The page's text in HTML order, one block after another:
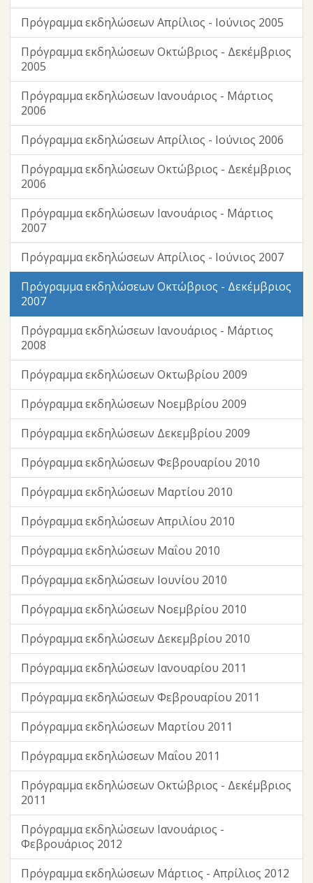
Πρόγραμμα εκδηλώσεων Απρίλιος - Ιούνιος 2005
Πρόγραμμα εκδηλώσεων Οκτώβριος - Δεκέμβριος
2005
Πρόγραμμα εκδηλώσεων Ιανουάριος - Μάρτιος
2006
Πρόγραμμα εκδηλώσεων Απρίλιος - Ιούνιος 2006
Πρόγραμμα εκδηλώσεων Οκτώβριος - Δεκέμβριος
2006
Πρόγραμμα εκδηλώσεων Ιανουάριος - Μάρτιος
2007
Πρόγραμμα εκδηλώσεων Απρίλιος - Ιούνιος 2007
Πρόγραμμα εκδηλώσεων Οκτώβριος - Δεκέμβριος
2007
Πρόγραμμα εκδηλώσεων Ιανουάριος - Μάρτιος
2008
Πρόγραμμα εκδηλώσεων Οκτωβρίου 2009
Πρόγραμμα εκδηλώσεων Νοεμβρίου 2009
Πρόγραμμα εκδηλώσεων Δεκεμβρίου 2009
Πρόγραμμα εκδηλώσεων Φεβρουαρίου 2010
Πρόγραμμα εκδηλώσεων Μαρτίου 2010
Πρόγραμμα εκδηλώσεων Απριλίου 2010
Πρόγραμμα εκδηλώσεων Μαΐου 2010
Πρόγραμμα εκδηλώσεων Ιουνίου 2010
Πρόγραμμα εκδηλώσεων Νοεμβρίου 2010
Πρόγραμμα εκδηλώσεων Δεκεμβρίου 2010
Πρόγραμμα εκδηλώσεων Ιανουαρίου 2011
Πρόγραμμα εκδηλώσεων Φεβρουαρίου 2011
Πρόγραμμα εκδηλώσεων Μαρτίου 2011
Πρόγραμμα εκδηλώσεων Μαΐου 2011
Πρόγραμμα εκδηλώσεων Οκτώβριος - Δεκέμβριος
2011
Πρόγραμμα εκδηλώσεων Ιανουάριος -
Φεβρουάριος 2012
Πρόγραμμα εκδηλώσεων Μάρτιος - Απρίλιος 2012